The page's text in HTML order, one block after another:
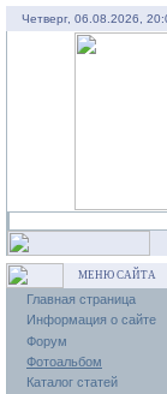
Четверг, 06.08.2026,
МЕНЮ САЙТА
Главная страница
Информация о сайте
Форум
Фотоальбом
Каталог статей